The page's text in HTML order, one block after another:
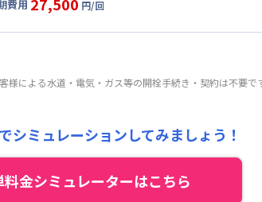
)
/日)
円/日) (税抜)
費用 円/回
円/日) (税抜)
による水道・電気・ガス等の開栓手続き・契約は不要で
シミュレーションしてみましょう！
料金シミュレーターはこちら